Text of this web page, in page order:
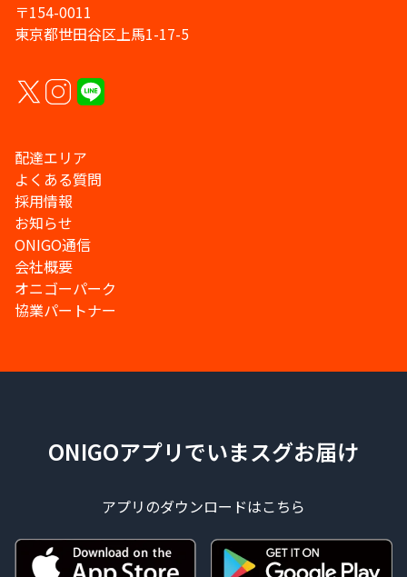
〒154-0011
東京都世田谷区上馬1-17-5
配達エリア
よくある質問
採用情報
お知らせ
ONIGO通信
会社概要
オニゴーパーク
協業パートナー
ONIGOアプリでいまスグお届け
アプリのダウンロードはこちら